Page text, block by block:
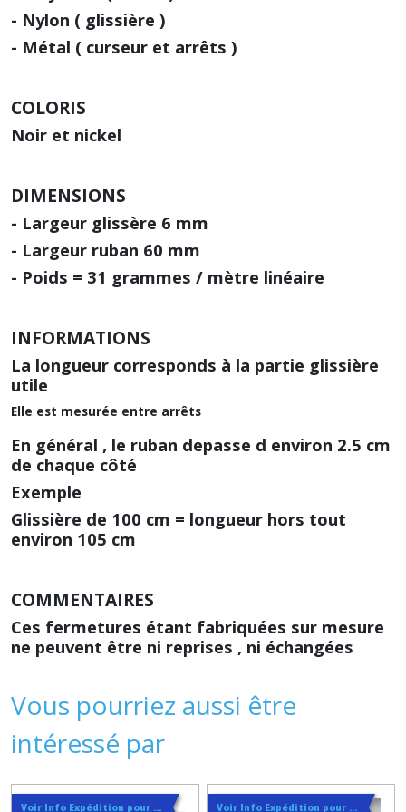
- Nylon ( glissière )
- Métal ( curseur et arrêts )
COLORIS
Noir et nickel
DIMENSIONS
- Largeur glissère 6 mm
- Largeur ruban 60 mm
- Poids = 31 grammes / mètre linéaire
INFORMATIONS
La longueur corresponds à la partie glissière
utile
Elle est mesurée entre arrêts
En général , le ruban depasse d environ 2.5 cm
de chaque côté
Exemple
Glissière de 100 cm = longueur hors tout
environ 105 cm
COMMENTAIRES
Ces fermetures étant fabriquées sur mesure
ne peuvent être ni reprises , ni échangées
Vous pourriez aussi être
intéressé par
Voir Info Expédition pour Régler les Frais de Port au Meilleur Prix , En haut d'ecran à Droite Voir Info Expédition pour Régler les Frais de Port au Meilleur Prix , En haut d'ecran à Droite